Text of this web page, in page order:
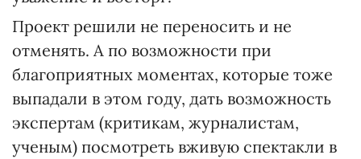
Проект решили не переносить и не
отменять. А по возможности при
благоприятных моментах, которые тоже
выпадали в этом году, дать возможность
экспертам (критикам, журналистам,
ученым) посмотреть вживую спектакли в